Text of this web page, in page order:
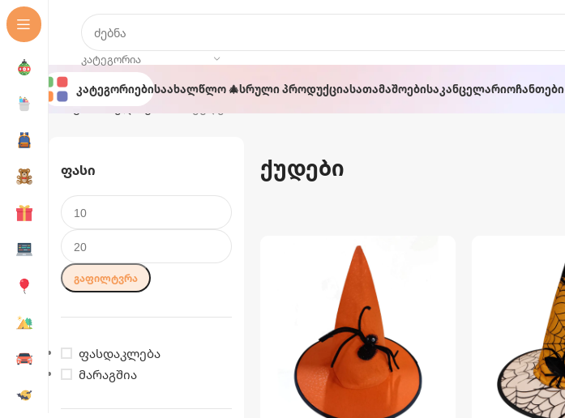
ᲙᲐᲢᲔᲒᲝᲠᲘᲐ
ᲙატეგორიებიᲡაახალწლო 🎄Სრული ᲞროდუქციაᲡათამაშოებიᲡაკანცელარიოᲩანთები
მთავარი
ჰელოუინი 🎃
Ფასი
ᲒᲐᲤᲘᲚᲢᲕᲠᲐ
ფასდაკლება
მარაგშია
ქუდები